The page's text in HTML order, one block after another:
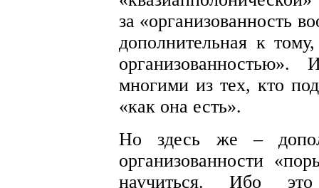
за «организованность
дополнительная к
многими из тех, кто
«как она есть».
Но здесь же –
организованности
научиться. Ибо